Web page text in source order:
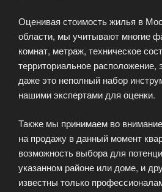
Оценивая стоимость жилья в
области, мы учитывают многие
комнат, метраж, техническое
территориальное расположение,
даже это неполный набор
нашими экспертами для оценки.
Также мы принимаем во
на продажу в данный момент
возможность выбора для
указанном районе или доме, и
известны только